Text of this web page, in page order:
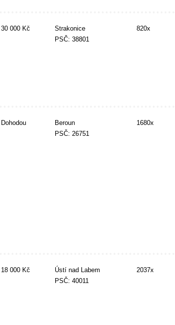
30 000 Kč
Strakonice
PSČ: 38801
820x
Dohodou
Beroun
PSČ: 26751
1680x
18 000 Kč
Ústí nad Labem
PSČ: 40011
2037x